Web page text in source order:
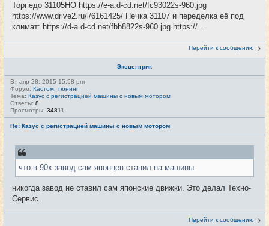
Торпедо 31105НО https://e-a.d-cd.net/fc93022s-960.jpg
https://www.drive2.ru/l/6161425/ Печка 31107 и переделка её под
климат: https://d-a.d-cd.net/fbb8822s-960.jpg https://...
Перейти к сообщению
Эксцентрик
Вт апр 28, 2015 15:58 pm
Форум: Кастом, тюнинг
Тема: Казус с регистрацией машины с новым мотором
Ответы: 8
Просмотры: 34811
Re: Казус с регистрацией машины с новым мотором
что в 90х завод сам японцев ставил на машины
никогда завод не ставил сам японские движки. Это делал Техно-
Сервис.
Перейти к сообщению